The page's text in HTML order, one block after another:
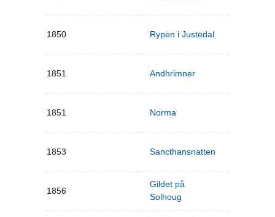
1850 Rypen i Justedal
1851 Andhrimner
1851 Norma
1853 Sancthansnatten
1856
Gildet på
Solhoug